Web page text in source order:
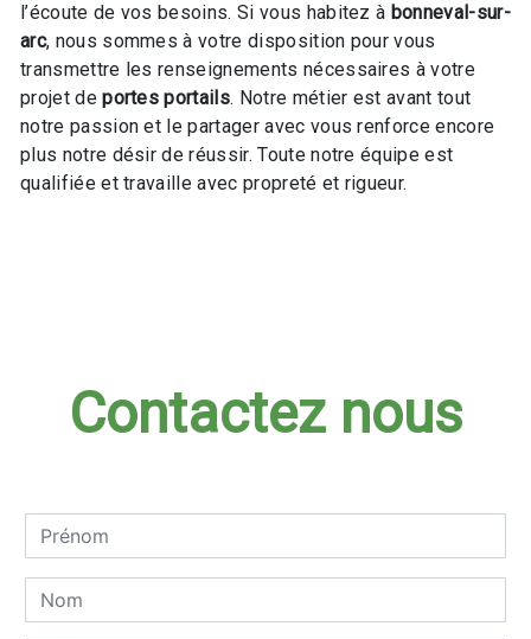
l’écoute de vos besoins. Si vous habitez à bonneval-sur-
arc, nous sommes à votre disposition pour vous
transmettre les renseignements nécessaires à votre
projet deportes portails. Notre métier est avant tout
notre passion et le partager avec vous renforce encore
plus notre désir de réussir. Toute notre équipe est
qualifiée et travaille avec propreté et rigueur.
Contactez nous